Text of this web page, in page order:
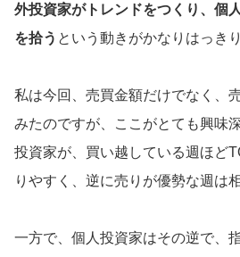
外投資家がトレンドをつくり、個
を拾う という動きがかなりはっき
私は今回、売買金額だけでなく、
みたのですが、ここがとても興味
投資家が、買い越している週ほど
りやすく、逆に売りが優勢な週は
一方で、個人投資家はその逆で、